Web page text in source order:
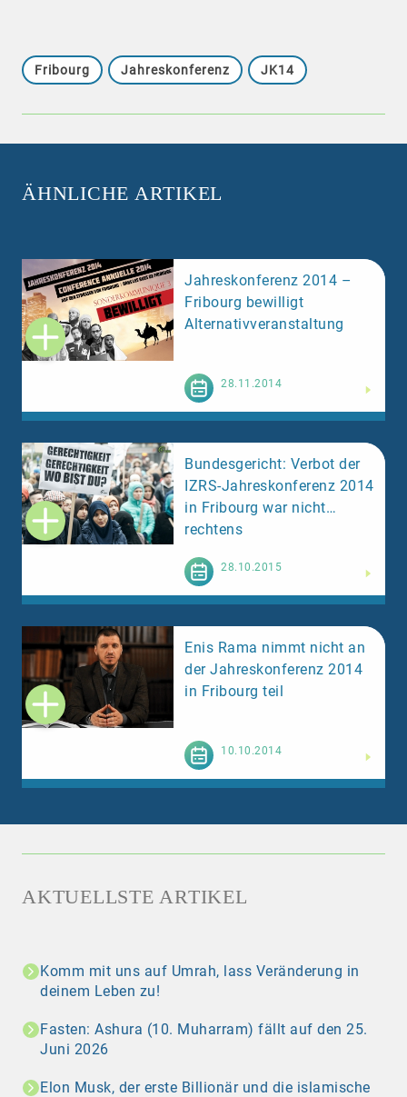
Fribourg Jahreskonferenz JK14
ÄHNLICHE ARTIKEL
Jahreskonferenz 2014 –
Fribourg bewilligt
Alternativveranstaltung
28.11.2014
Bundesgericht: Verbot der
IZRS-Jahreskonferenz 2014
in Fribourg war nicht
rechtens
28.10.2015
Enis Rama nimmt nicht an
der Jahreskonferenz 2014
in Fribourg teil
10.10.2014
AKTUELLSTE ARTIKEL
Komm mit uns auf Umrah, lass Veränderung in
deinem Leben zu!
Fasten: Ashura (10. Muharram) fällt auf den 25.
Juni 2026
Elon Musk, der erste Billionär und die islamische